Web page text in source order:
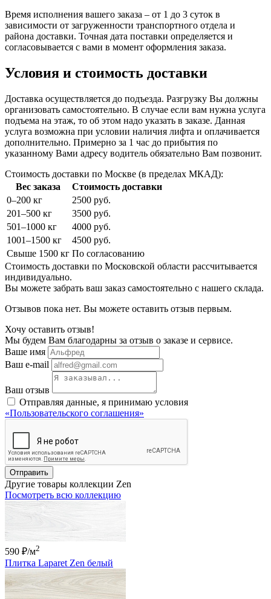
Время исполнения вашего заказа – от 1 до 3 суток в
зависимости от загруженности транспортного отдела и
района доставки. Точная дата поставки определяется и
согласовывается с вами в момент оформления заказа.
Условия и стоимость доставки
Доставка осуществляется до подъезда. Разгрузку Вы должны
организовать самостоятельно. В случае если вам нужна услуга
подъема на этаж, то об этом надо указать в заказе. Данная
услуга возможна при условии наличия лифта и оплачивается
дополнительно. Примерно за 1 час до прибытия по
указанному Вами адресу водитель обязательно Вам позвонит.
Стоимость доставки по Москве (в пределах МКАД):
Вес заказа
Стоимость доставки
0–200 кг
2500 руб.
201–500 кг
3500 руб.
501–1000 кг
4000 руб.
1001–1500 кг
4500 руб.
Свыше 1500 кг По согласованию
Стоимость доставки по Московской области рассчитывается
индивидуально.
Вы можете забрать ваш заказ самостоятельно с нашего склада.
Отзывов пока нет. Вы можете оставить отзыв первым.
Хочу оставить отзыв!
Мы будем Вам благодарны за отзыв о заказе и сервисе.
Ваше имя
Ваш e-mail
Ваш отзыв
Отправляя данные, я принимаю условия
«Пользовательского соглашения»
Отправить
Другие товары коллекции Zen
Посмотреть всю коллекцию
590 ₽/м2
Плитка Laparet Zen белый